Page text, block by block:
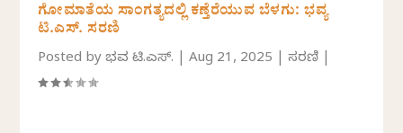
ಗೋಮಾತೆಯ ಸಾಂಗತ್ಯದಲ್ಲಿ ಕಣ್ತೆರೆಯುವ ಬೆಳಗು: ಭವ್ಯ
ಟಿ.ಎಸ್. ಸರಣಿ
Posted byಭವ್ಯ ಟಿ.ಎಸ್. |Aug 21, 2025 |ಸರಣಿ